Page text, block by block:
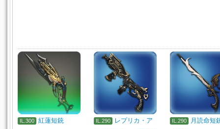
IL.300 紅蓮短銃 IL.290
レプリカ・ア
IL.290
月読命短